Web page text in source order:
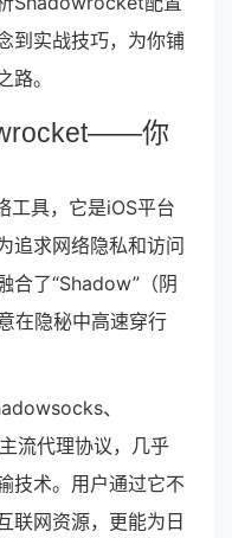
到实战技巧，为你铺
。
你
具，它是iOS平台
追求网络隐私和访问
合了“Shadow”（阴
在隐秘中高速穿行
、
流代理协议，几乎
技术。用户通过它不
联网资源，更能为日